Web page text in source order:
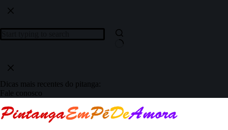
Dicas mais recentes do pitanga:
Fale conosco